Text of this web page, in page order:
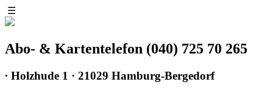
☰
Abo- & Kartentelefon (040) 725 70 265
∙ Holzhude 1 · 21029 Hamburg-Bergedorf